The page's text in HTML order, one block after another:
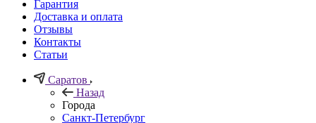
Гарантия
Доставка и оплата
Отзывы
Контакты
Статьи
Саратов
Назад
Города
Санкт-Петербург